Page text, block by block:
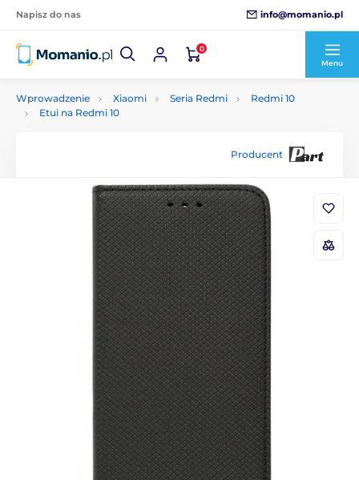
Napisz do nas info@momanio.pl
0
Menu
Wprowadzenie Xiaomi Seria Redmi
Redmi 10
Etui na Redmi 10
Producent